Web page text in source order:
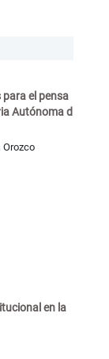
para el pensa
Autónoma d
Orozco
en la